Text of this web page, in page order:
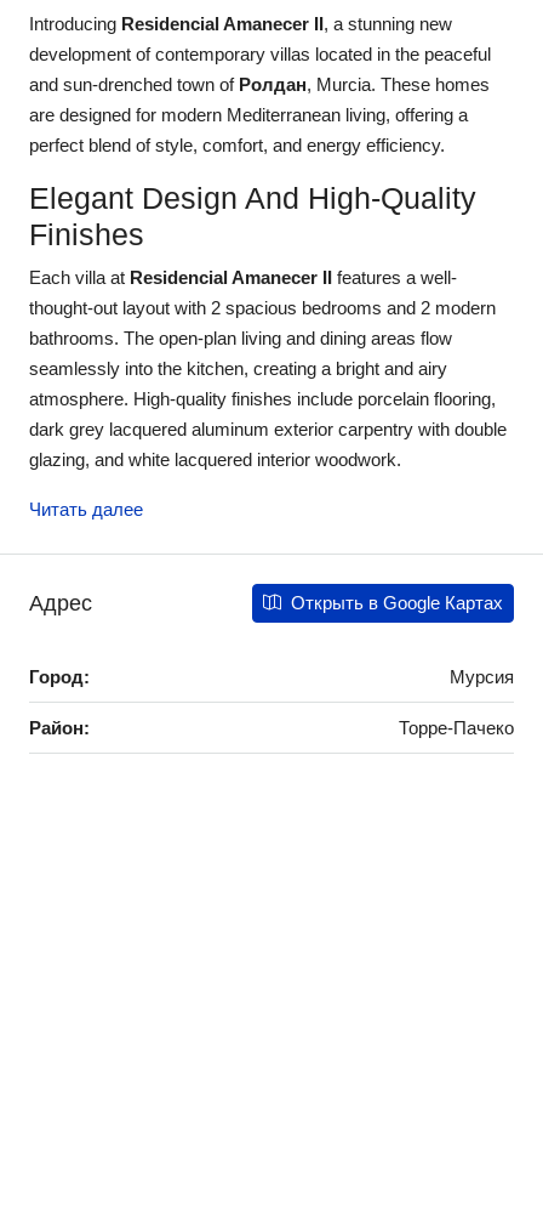
Introducing Residencial Amanecer II, a stunning new
development of contemporary villas located in the peaceful
and sun-drenched town of Ролдан, Murcia. These homes
are designed for modern Mediterranean living, offering a
perfect blend of style, comfort, and energy efficiency.
Elegant Design And High-Quality
Finishes
Each villa at Residencial Amanecer II features a well-
thought-out layout with 2 spacious bedrooms and 2 modern
bathrooms. The open-plan living and dining areas flow
seamlessly into the kitchen, creating a bright and airy
atmosphere. High-quality finishes include porcelain flooring,
dark grey lacquered aluminum exterior carpentry with double
glazing, and white lacquered interior woodwork.
Читать далее
Адрес Открыть в Google Картах
Город: Мурсия
Район: Торре-Пачеко